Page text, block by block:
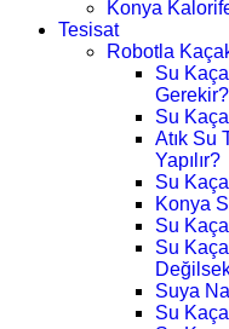
Konya
Tesisat
Robotla
Su
Gerekir?
Su
Atık Su
Yapılır?
Su
Konya
Su
Su
Suya
Su